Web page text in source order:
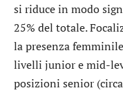
si riduce in modo
25% del totale.
la presenza
livelli junior e mid-
posizioni senior